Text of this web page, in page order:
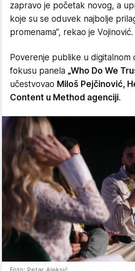
zapravo je početak novog, a
koje su se oduvek najbolje
promenama“, rekao je Vojinović.
Poverenje publike u digitalnom
fokusu panela „Who Do We
učestvovao Miloš Pejčinović,
Content u Method agenciji.
Foto: Petar Aleksić